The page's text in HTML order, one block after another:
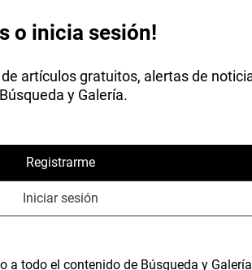
o inicia sesión!
artículos gratuitos, alertas de
y Galería.
Registrarme
Iniciar sesión
a todo el contenido de Búsqueda y